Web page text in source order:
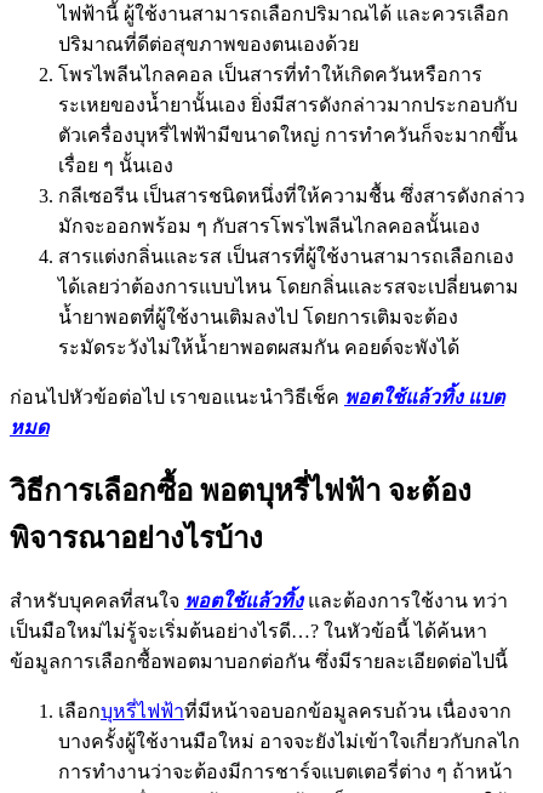
ไฟฟ้านี้ ผู้ใช้งานสามารถเลือกปริมาณได้ และควรเลือก
ปริมาณที่ดีต่อสุขภาพของตนเองด้วย
โพรไพลีนไกลคอล เป็นสารที่ทำให้เกิดควันหรือการ
ระเหยของน้ำยานั้นเอง ยิ่งมีสารดังกล่าวมากประกอบกับ
ตัวเครื่องบุหรี่ไฟฟ้ามีขนาดใหญ่ การทำควันก็จะมากขึ้น
เรื่อย ๆ นั้นเอง
กลีเซอรีน เป็นสารชนิดหนึ่งที่ให้ความชื้น ซึ่งสารดังกล่าว
มักจะออกพร้อม ๆ กับสารโพรไพลีนไกลคอลนั้นเอง
สารแต่งกลิ่นและรส เป็นสารที่ผู้ใช้งานสามารถเลือกเอง
ได้เลยว่าต้องการแบบไหน โดยกลิ่นและรสจะเปลี่ยนตาม
น้ำยาพอตที่ผู้ใช้งานเติมลงไป โดยการเติมจะต้อง
ระมัดระวังไม่ให้น้ำยาพอตผสมกัน คอยด์จะพังได้
ก่อนไปหัวข้อต่อไป เราขอแนะนำวิธีเช็ค พอตใช้แล้วทิ้ง แบต
หมด
วิธีการเลือกซื้อ พอตบุหรี่ไฟฟ้า จะต้อง
พิจารณาอย่างไรบ้าง
สำหรับบุคคลที่สนใจ พอตใช้แล้วทิ้ง และต้องการใช้งาน ทว่า
เป็นมือใหม่ไม่รู้จะเริ่มต้นอย่างไรดี…? ในหัวข้อนี้ ได้ค้นหา
ข้อมูลการเลือกซื้อพอตมาบอกต่อกัน ซึ่งมีรายละเอียดต่อไปนี้
เลือกบุหรี่ไฟฟ้าที่มีหน้าจอบอกข้อมูลครบถ้วน เนื่องจาก
บางครั้งผู้ใช้งานมือใหม่ อาจจะยังไม่เข้าใจเกี่ยวกับกลไก
การทำงานว่าจะต้องมีการชาร์จแบตเตอรี่ต่าง ๆ ถ้าหน้า